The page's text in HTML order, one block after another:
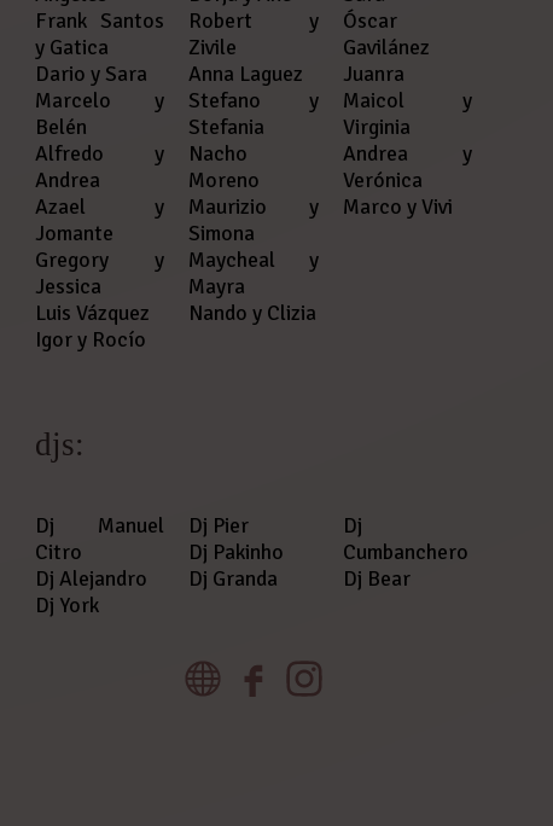
Frank Santos
y Gatica
Dario y Sara
Marcelo y
Belén
Alfredo y
Andrea
Azael y
Jomante
Gregory y
Jessica
Luis Vázquez
Igor y Rocío
Robert y
Zivile
Anna Laguez
Stefano y
Stefania
Nacho
Moreno
Maurizio y
Simona
Maycheal y
Mayra
Nando y Clizia
Óscar
Gavilánez
Juanra
Maicol y
Virginia
Andrea y
Verónica
Marco y Vivi
djs:
Dj Manuel
Citro
Dj Alejandro
Dj York
Dj Pier
Dj Pakinho
Dj Granda
Dj
Cumbanchero
Dj Bear